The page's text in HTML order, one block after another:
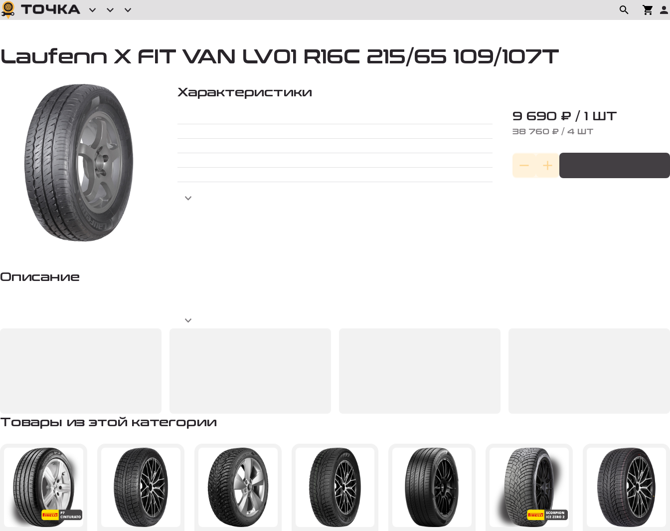
Laufenn X FIT VAN LV01 R16C 215/65 109/107T
Характеристики
9 690 ₽ / 1 ШТ
38 760 ₽ / 4 ШТ
Описание
Товары из этой категории